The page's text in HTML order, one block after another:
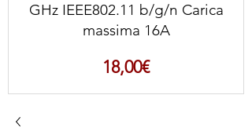
GHz IEEE802.11 b/g/n Carica
massima 16A
18,00€Prezzo